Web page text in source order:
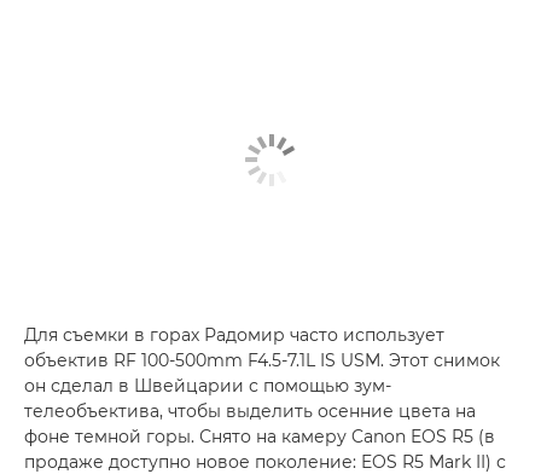
Для съемки в горах Радомир часто использует
объектив RF 100-500mm F4.5-7.1L IS USM. Этот снимок
он сделал в Швейцарии с помощью зум-
телеобъектива, чтобы выделить осенние цвета на
фоне темной горы. Снято на камеру Canon EOS R5 (в
продаже доступно новое поколение: EOS R5 Mark II) с